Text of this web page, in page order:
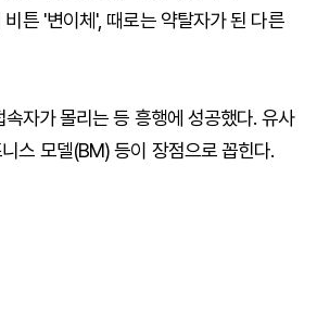
튼 '변이체', 때로는 약탈자가 된 다른
자가 몰리는 등 흥행에 성공했다. 유사
스 모델(BM) 등이 장점으로 꼽힌다.